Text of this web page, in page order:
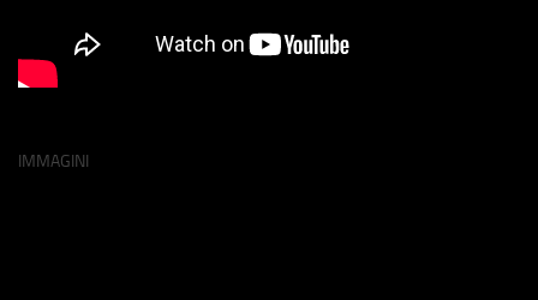
IMMAGINI